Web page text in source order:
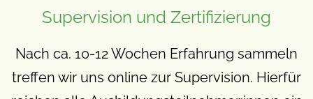
Supervision und Zertifizierung
Nach ca. 10-12 Wochen Erfahrung sammeln
treffen wir uns online zur Supervision. Hierfür